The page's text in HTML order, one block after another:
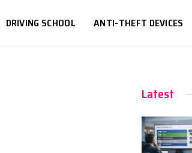
DRIVING SCHOOL ANTI-THEFT DEVICES
Latest